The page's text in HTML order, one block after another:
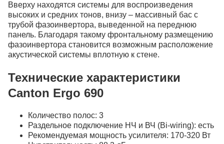
Вверху находятся системы для воспроизведения
высоких и средних тонов, внизу – массивный бас с
трубой фазоинвертора, выведенной на переднюю
панель. Благодаря такому фронтальному размещению
фазоинвертора становится возможным расположение
акустической системы вплотную к стене.
Технические характеристики
Canton Ergo 690
Количество полос: 3
Раздельное подключение НЧ и ВЧ (Bi-wiring): есть
Рекомендуемая мощность усилителя: 170-320 Вт